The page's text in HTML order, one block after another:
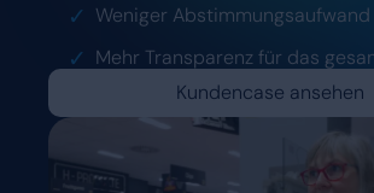
Weniger Abstimmungsaufwand
Mehr Transparenz für das
Kundencase ansehen